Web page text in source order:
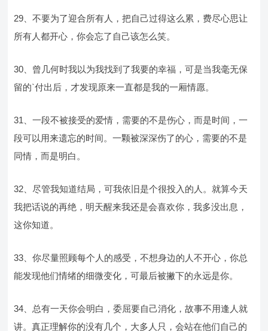
29、不要为了迎合所有人，把自己过得这么累，费尽心思让
所有人都开心，你会忘了自己该怎么笑。
30、曾几何时我以为我找到了我要的幸福，可是当我毫无保
留的`付出后，才发现原来一直都是我的一厢情愿。
31、一段不被接受的爱情，需要的不是伤心，而是时间，一
段可以用来遗忘的时间。一颗被深深伤了的心，需要的不是
同情，而是明白。
32、尽管我知道结局，可我依旧是个很投入的人。就算今天
我把话说的再绝，明天醒来我还是会喜欢你，我多没出息，
这你知道。
33、你尽量照顾每个人的感受，不想身边的人不开心，你总
能发现他们情绪的细微变化，可最后被撇下的永远是你。
34、总有一天你会明白，委屈要自己消化，故事不用逢人就
讲。真正理解你的没有几个，大多人只，会站在他们自己的